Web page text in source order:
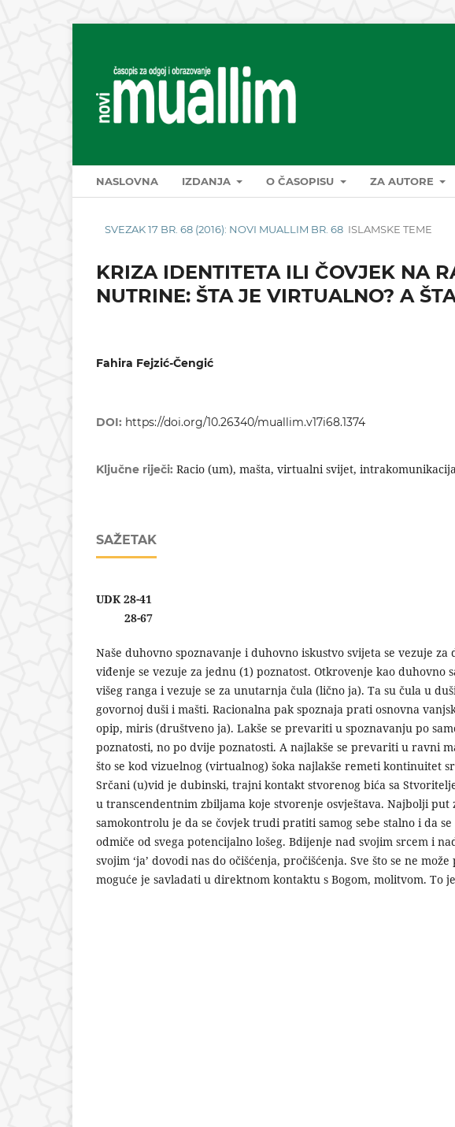
NASLOVNA IZDANJA O ČASOPISU ZA AUTORE
SVEZAK 17 BR. 68 (2016): NOVI MUALLIM BR. 68 ISLAMSKE TEME
KRIZA IDENTITETA ILI ČOVJEK NA
NUTRINE: ŠTA JE VIRTUALNO? A
Fahira Fejzić-Čengić
DOI: https://doi.org/10.26340/muallim.v17i68.1374
Ključne riječi: Racio (um), mašta, virtualni svijet,
SAŽETAK
UDK 28-41
28-67
Naše duhovno spoznavanje i duhovno iskustvo svijeta se vezuje za
viđenje se vezuje za jednu (1) poznatost. Otkrovenje kao duhovno
višeg ranga i vezuje se za unutarnja čula (lično ja). Ta su čula u
govornoj duši i mašti. Racionalna pak spoznaja prati osnovna
opip, miris (društveno ja). Lakše se prevariti u spoznavanju po
poznatosti, no po dvije poznatosti. A najlakše se prevariti u ravni
što se kod vizuelnog (virtualnog) šoka najlakše remeti kontinuitet
Srčani (u)vid je dubinski, trajni kontakt stvorenog bića sa
u transcendentnim zbiljama koje stvorenje osvještava. Najbolji put
samokontrolu je da se čovjek trudi pratiti samog sebe stalno i da
odmiče od svega potencijalno lošeg. Bdijenje nad svojim srcem i
svojim ‘ja’ dovodi nas do očišćenja, pročišćenja. Sve što se ne
moguće je savladati u direktnom kontaktu s Bogom, molitvom. To